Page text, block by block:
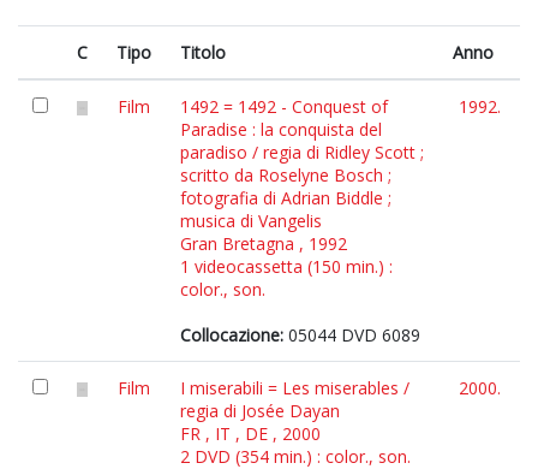
C Tipo Titolo Anno
Film
1492 = 1492 - Conquest of
Paradise : la conquista del
paradiso / regia di Ridley Scott ;
scritto da Roselyne Bosch ;
fotografia di Adrian Biddle ;
musica di Vangelis
Gran Bretagna , 1992
1 videocassetta (150 min.) :
color., son.
Collocazione: 05044 DVD 6089
1992.
Film
I miserabili = Les miserables /
regia di Josée Dayan
FR , IT , DE , 2000
2 DVD (354 min.) : color., son.
2000.